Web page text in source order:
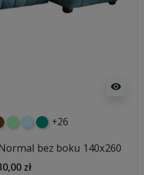
visibility
miętowybłękitny
turkusowy
+26
bez boku 140x260
zł